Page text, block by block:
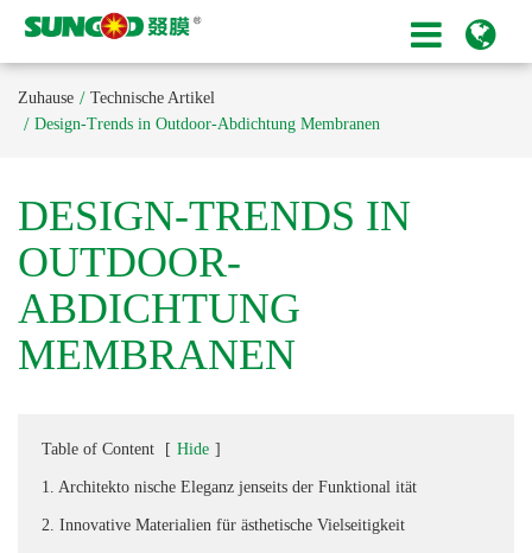
Zuhause
Technische Artikel
Design-Trends in Outdoor-Abdichtung Membranen
DESIGN-TRENDS IN
OUTDOOR-
ABDICHTUNG
MEMBRANEN
Table of Content [ Hide ]
1. Architekto nische Eleganz jenseits der Funktional ität
2. Innovative Materialien für ästhetische Vielseitigkeit